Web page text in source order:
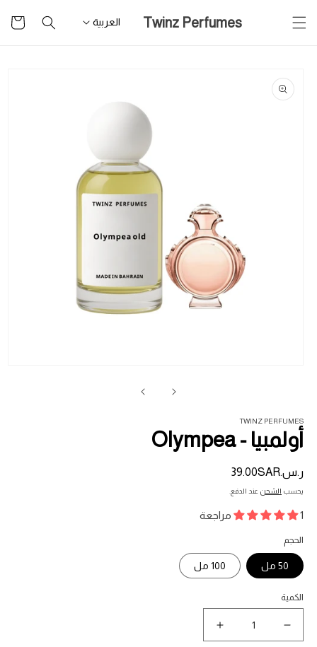
للمحتوى
Twinz Perfumes العربية
التسوق
لمعلومات
المنتج
TWINZ PERFUMES
أولمبيا - Olympea
السعر
المبدئي
ر.س.‏39.00SAR
يحسب الشحن عند الدفع.
1 مراجعة
الحجم
50 مل 100 مل
الكمية
زيادة